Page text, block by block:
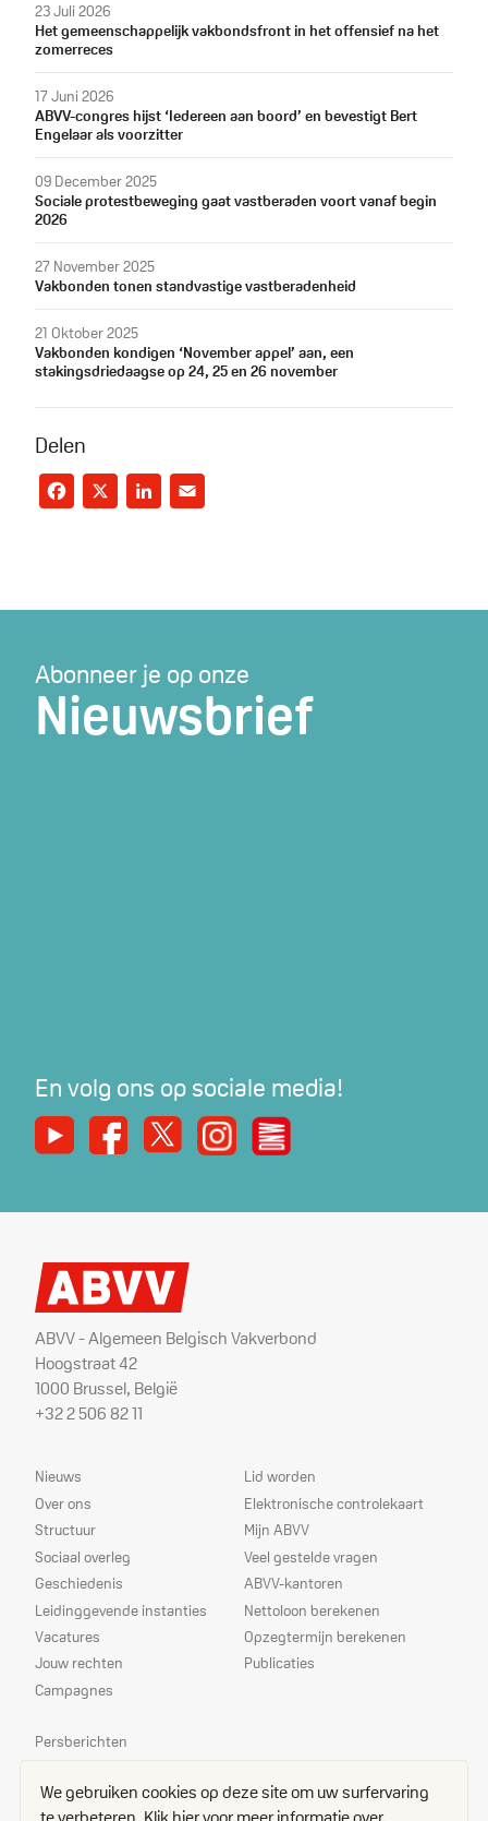
23 Juli 2026
Het gemeenschappelijk vakbondsfront in het offensief na het
zomerreces
17 Juni 2026
ABVV-congres hijst ‘Iedereen aan boord’ en bevestigt Bert
Engelaar als voorzitter
09 December 2025
Sociale protestbeweging gaat vastberaden voort vanaf begin
2026
27 November 2025
Vakbonden tonen standvastige vastberadenheid
21 Oktober 2025
Vakbonden kondigen ‘November appel’ aan, een
stakingsdriedaagse op 24, 25 en 26 november
Delen
Facebook
X LinkedIn
Abonneer je op onze
Nieuwsbrief
En volg ons op sociale media!
Youtube Facebook
X InstagramDe Nieuwe Werker
ABVV - Algemeen Belgisch Vakverbond
Hoogstraat 42
1000 Brussel, België
+32 2 506 82 11
Sitemap
Nieuws
Over ons
Structuur
Sociaal overleg
Geschiedenis
Leidinggevende instanties
Vacatures
Jouw rechten
Campagnes
Dienstverlening
Lid worden
Elektronische controlekaart
Mijn ABVV
Veel gestelde vragen
ABVV-kantoren
Nettoloon berekenen
Opzegtermijn berekenen
Publicaties
Prioriteiten
Persberichten
Delegees
We gebruiken cookies op deze site om uw surfervaring